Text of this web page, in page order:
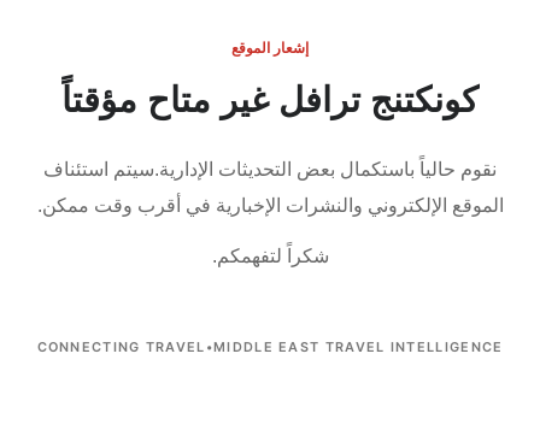
إشعار الموقع
كونكتنج ترافل غير متاح مؤقتاً
نقوم حالياً باستكمال بعض التحديثات الإدارية.سيتم استئناف
الموقع الإلكتروني والنشرات الإخبارية في أقرب وقت ممكن.
شكراً لتفهمكم.
CONNECTING TRAVEL •MIDDLE EAST TRAVEL INTELLIGENCE